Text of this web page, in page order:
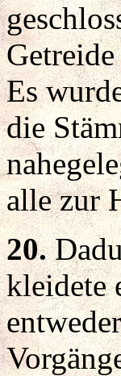
Es
die
alle zur
20.
kleidete